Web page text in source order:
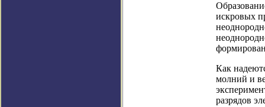
искровых
Как
молний и
разрядов